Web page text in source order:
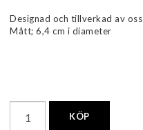
Designad och tillverkad av
Mått; 6,4 cm i diameter
KÖP